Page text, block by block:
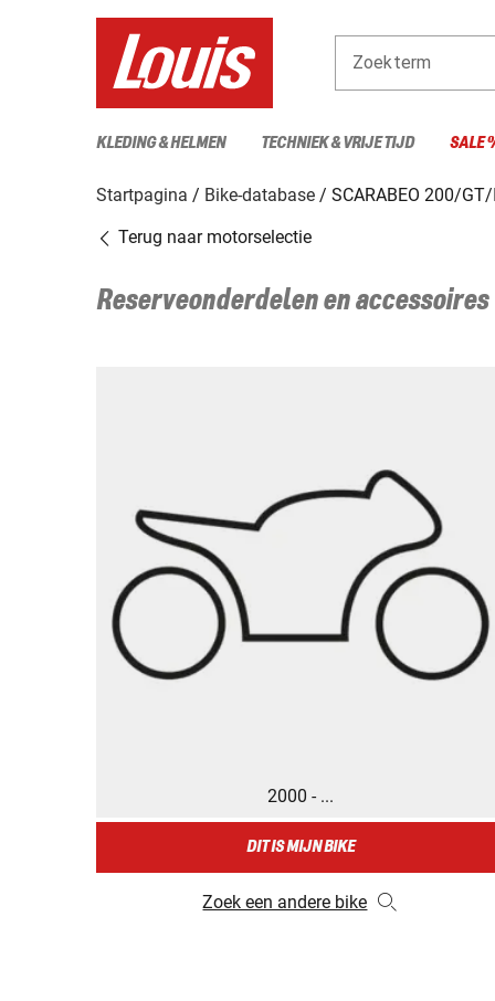
Zoekterm
KLEDING & HELMEN TECHNIEK & VRIJE TIJD SALE
Startpagina Bike-database
SCARABEO 200/GT/
Terug naar motorselectie
Reserveonderdelen en
2000 - ...
DIT IS MIJN BIKE
Zoek een andere bike